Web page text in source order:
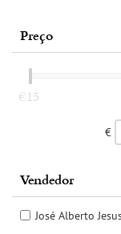
Preço
€
‎€15
Vendedor
José Alberto